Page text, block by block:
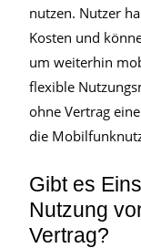
nutzen. Nutzer
Kosten und
um weiterhin
flexible
ohne Vertrag
die
Gibt es
Nutzung
Vertrag?